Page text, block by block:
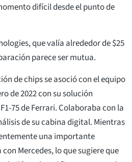
difícil desde el punto de
que valía alrededor de $25
parece ser mutua.
de chips se asoció con el equipo
de 2022 con su solución
75 de Ferrari. Colaboraba con la
de su cabina digital. Mientras
una importante
Mercedes, lo que sugiere que